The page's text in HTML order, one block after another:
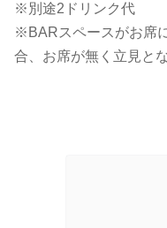
※別途2ドリンク代
※BARスペースがお席
合、お席が無く立見と